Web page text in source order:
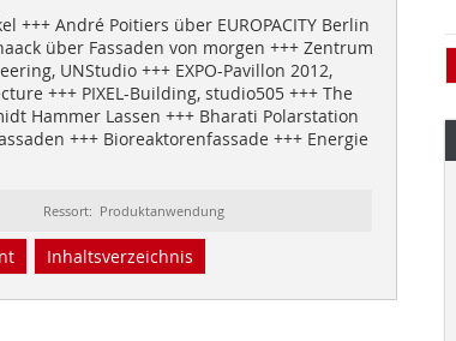
+++ André Poitiers über EUROPACITY Berlin
über Fassaden von morgen +++ Zentrum
UNStudio +++ EXPO-Pavillon 2012,
+++ PIXEL-Building, studio505 +++ The
Hammer Lassen +++ Bharati Polarstation
+++ Bioreaktorenfassade +++ Energie
Ressort: Produktanwendung
Inhaltsverzeichnis